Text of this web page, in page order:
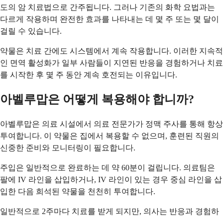
도의 암 치료법으로 간주됩니다. 그러나 기존의 화학 요법과는
다르게 작용하며 완전한 효과를 나타내는 데 몇 주 또는 몇 달이
걸릴 수 있습니다.
약물은 치료 간에도 시스템에서 계속 작용합니다. 이러한 지속적
인 면역 활성화가 일부 사람들이 지연된 반응을 경험하거나 치료
를 시작한 후 몇 주 동안 계속 호전되는 이유입니다.
아벨루맙은 어떻게 복용해야 합니까?
아벨루맙은 의료 시설에서 의료 전문가가 정맥 주사를 통해 항상
투여합니다. 이 약물은 집에서 복용할 수 없으며, 훈련된 직원의
신중한 준비와 모니터링이 필요합니다.
주입은 일반적으로 완료하는 데 약 60분이 걸립니다. 의료팀은
팔에 IV 라인을 삽입하거나, IV 라인이 있는 경우 중심 라인을 삽
입한 다음 희석된 약물을 천천히 투여합니다.
일반적으로 2주마다 치료를 받게 되지만, 의사는 반응과 경험하